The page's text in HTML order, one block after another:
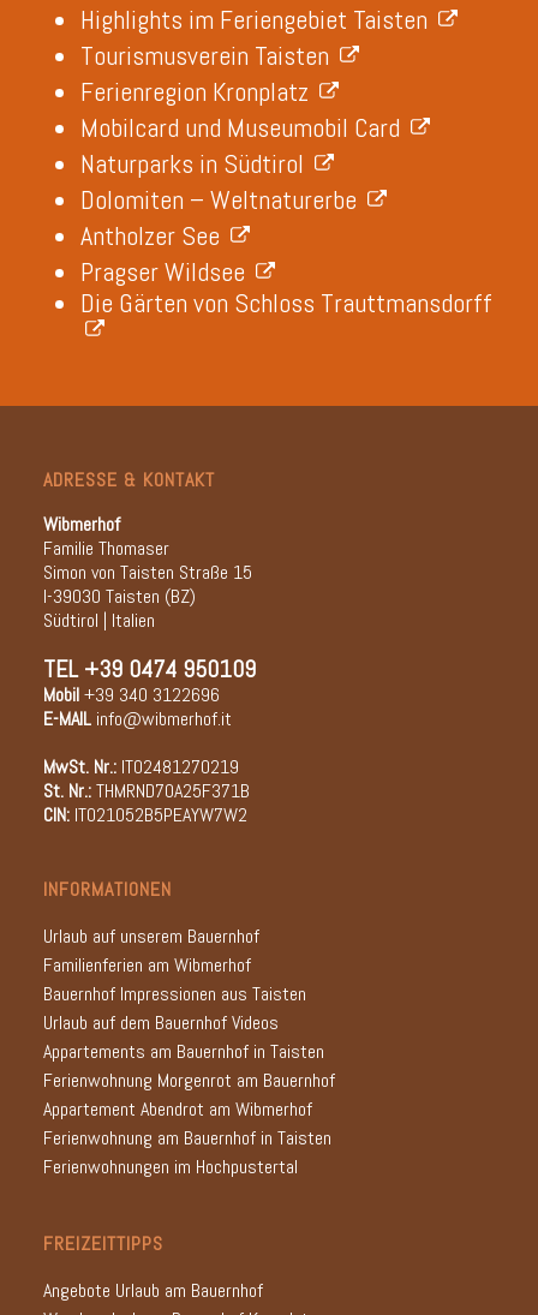
Highlights im Feriengebiet Taisten
Tourismusverein Taisten
Ferienregion Kronplatz
Mobilcard und Museumobil Card
Naturparks in Südtirol
Dolomiten – Weltnaturerbe
Antholzer See
Pragser Wildsee
Die Gärten von Schloss Trauttmansdorff
ADRESSE & KONTAKT
Wibmerhof
Familie Thomaser
Simon von Taisten Straße 15
I-39030 Taisten (BZ)
Südtirol | Italien
TEL+39 0474 950109
Mobil+39 340 3122696
E-MAIL info@wibmerhof.it
MwSt. Nr.:IT02481270219
St. Nr.:THMRND70A25F371B
CIN:IT021052B5PEAYW7W2
INFORMATIONEN
Urlaub auf unserem Bauernhof
Familienferien am Wibmerhof
Bauernhof Impressionen aus Taisten
Urlaub auf dem Bauernhof Videos
Appartements am Bauernhof in Taisten
Ferienwohnung Morgenrot am Bauernhof
Appartement Abendrot am Wibmerhof
Ferienwohnung am Bauernhof in Taisten
Ferienwohnungen im Hochpustertal
FREIZEITTIPPS
Angebote Urlaub am Bauernhof